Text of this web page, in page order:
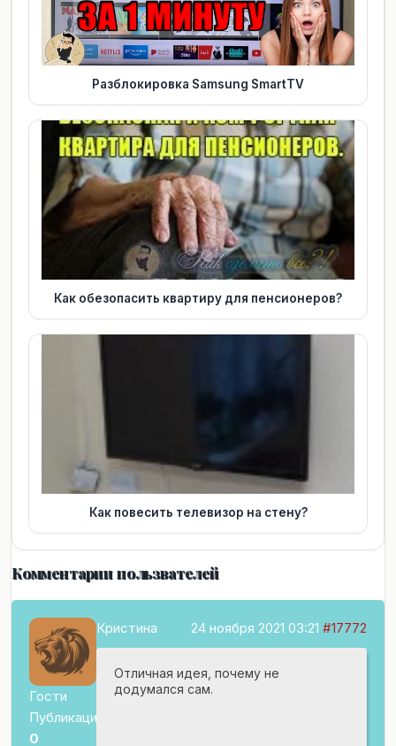
Разблокировка Samsung SmartTV
Как обезопасить квартиру для пенсионеров?
Как повесить телевизор на стену?
Комментарии пользвателей
Гости
Публикаций:
0
Кристина 24 ноября 2021 03:21 #17772
Отличная идея, почему не
додумался сам.